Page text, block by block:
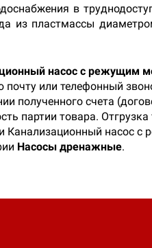
в
из пластмассы
насос с режущим
или телефонный
полученного счета
партии товара.
насос
Насосы дренажные.